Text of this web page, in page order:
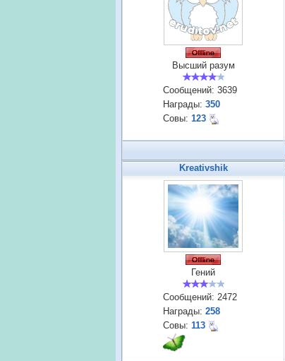
Высший разум
Сообщений: 3639
Награды: 350
Совы: 123
Kreativshik
Гений
Сообщений: 2472
Награды: 258
Совы: 113